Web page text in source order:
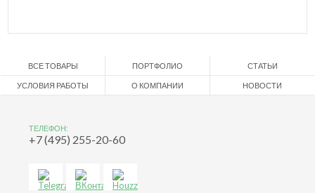
ВСЕ ТОВАРЫ ПОРТФОЛИО СТАТЬИ
УСЛОВИЯ РАБОТЫ О КОМПАНИИ НОВОСТИ
ТЕЛЕФОН:
+7 (495) 255-20-60